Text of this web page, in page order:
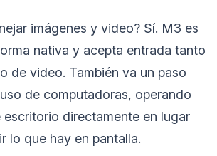
imágenes y video? Sí. M3 es
nativa y acepta entrada tanto
de video. También va un paso
de computadoras, operando
escritorio directamente en lugar
lo que hay en pantalla.